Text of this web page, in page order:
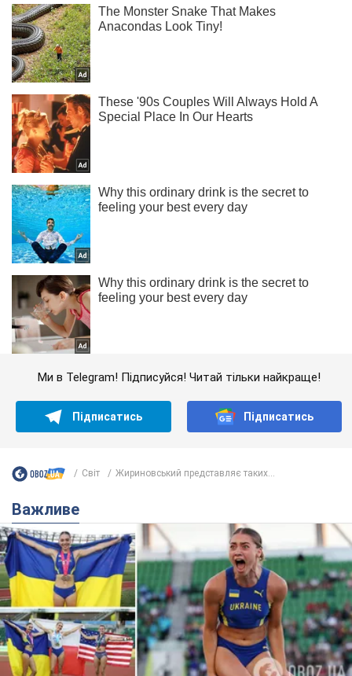
Ми в Telegram! Підписуйся! Читай тільки найкраще!
Підписатись Підписатись
Світ Жириновський представляє таких...
Важливе